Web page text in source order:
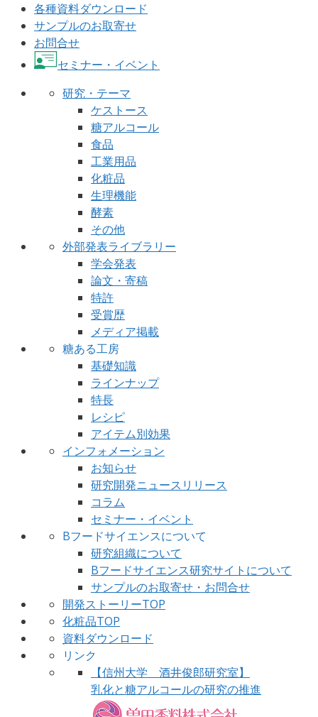
各種資料ダウンロード
サンプルのお取寄せ
お問合せ
セミナー・イベント
研究・テーマ
ケストース
糖アルコール
食品
工業用品
化粧品
生理機能
酵素
その他
外部発表ライブラリー
学会発表
論文・寄稿
特許
受賞歴
メディア掲載
糖ある工房
基礎知識
ラインナップ
特長
レシピ
アイテム別効果
インフォメーション
お知らせ
研究開発ニュースリリース
コラム
セミナー・イベント
Bフードサイエンスについて
研究組織について
Bフードサイエンス研究サイトについて
サンプルのお取寄せ・お問合せ
開発ストーリーTOP
化粧品TOP
資料ダウンロード
リンク
【信州大学 酒井俊郎研究室】
乳化と糖アルコールの研究の推進